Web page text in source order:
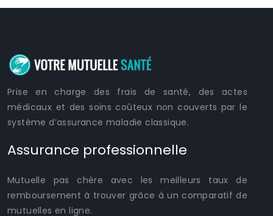
Prise en charge des frais de santé, des actes
médicaux et des soins coûteux non couverts par le
système d’assurance maladie classique.
Assurance professionnelle
Mutuelle pas chère avec les meilleurs taux de
remboursement à trouver grâce à un comparatif de
mutuelles en ligne.